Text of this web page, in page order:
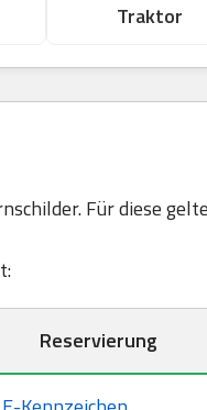
Traktor
Für diese
Reservierung